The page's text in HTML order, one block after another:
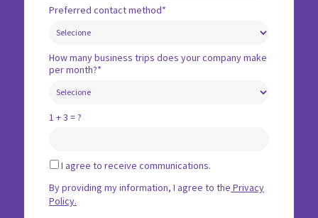
Preferred contact method*
How many business trips does your company make
per month?*
1 + 3 = ?
I agree to receive communications.
By providing my information, I agree to the Privacy
Policy.